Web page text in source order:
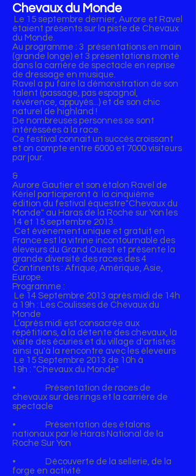
Chevaux du Monde
Le 15 septembre dernier, Aurore et Ravel
étaient présents sur la piste de Chevaux
du Monde.
Au programme : 3 présentations en main
(grande longe) et 3 présentations monté
dans la carrière de spectacle en reprise
de dressage en musique.
Ravel a pu faire la démonstration de son
talent (passage, pas espagnol,
révérence, appuyés...) et de son chic
naturel de highland !
De nombreuses personnes se sont
intéréssées à la race.
Ce festival connait un succés croissant
et on compte entre 6000 et 7000 visiteurs
par jour.
&
Aurore Gautier et son étalon Ravel de
Kériel participeront à la cinquième
édition du festival équestre"Chevaux du
Monde" au Haras de la Roche sur Yon les
14 et 15 septembre 2013.
Cet événement unique et gratuit en
France est la vitrine incontournable des
éleveurs du Grand Ouest et présente la
grande diversité des races des 4
Continents : Afrique, Amérique, Asie,
Europe.
Programme :
Le 14 Septembre 2013 après midi de 14h
à 19h : Les Coulisses de Chevaux du
Monde
L’après midi est consacrée aux
répétitions, à la détente des chevaux, la
visite des écuries et du village d'artistes
ainsi qu'à la rencontre avec les éleveurs
Le 15 Septembre 2013 de 10h à
19h : "Chevaux du Monde"
• Présentation de races de
chevaux sur des rings et la carrière de
spectacle
• Présentation des étalons
nationaux par le Haras National de la
Roche Sur Yon
• Découverte de la sellerie, de la
forge en activité